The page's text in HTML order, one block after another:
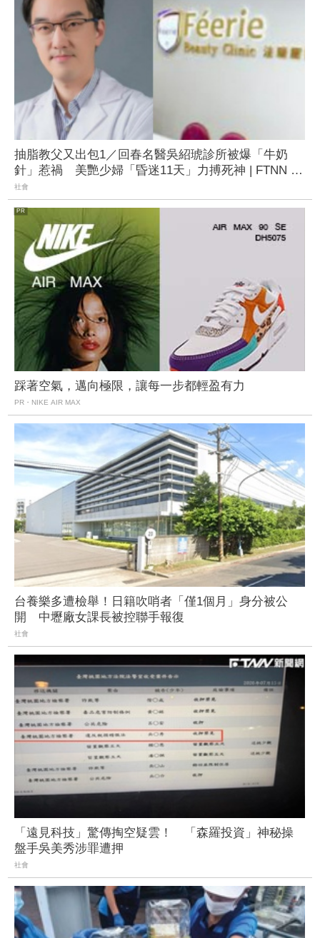
抽脂教父又出包1／回春名醫吳紹琥診所被爆「牛奶
針」惹禍 美艷少婦「昏迷11天」力搏死神 | FTNN 新
聞網
社會
踩著空氣，邁向極限，讓每一步都輕盈有力
PR・NIKE AIR MAX
台養樂多遭檢舉！日籍吹哨者「僅1個月」身分被公
開 中壢廠女課長被控聯手報復
社會
「遠見科技」驚傳掏空疑雲！ 「森羅投資」神秘操
盤手吳美秀涉罪遭押
社會